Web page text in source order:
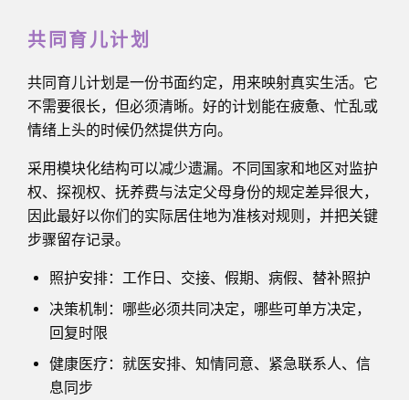
共同育儿计划
共同育儿计划是一份书面约定，用来映射真实生活。它
不需要很长，但必须清晰。好的计划能在疲惫、忙乱或
情绪上头的时候仍然提供方向。
采用模块化结构可以减少遗漏。不同国家和地区对监护
权、探视权、抚养费与法定父母身份的规定差异很大，
因此最好以你们的实际居住地为准核对规则，并把关键
步骤留存记录。
照护安排：工作日、交接、假期、病假、替补照护
决策机制：哪些必须共同决定，哪些可单方决定，
回复时限
健康医疗：就医安排、知情同意、紧急联系人、信
息同步